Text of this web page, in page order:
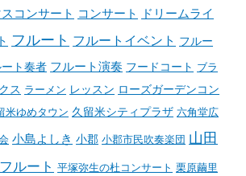
コンサート コンサート
ドリームライ
フルート フルートイベント フルー
ト奏者 フルート演奏 フードコート ブラ
ス ラーメン レッスン ローズガーデンコン
米ゆめタウン 久留米シティプラザ 六角堂広
小島よしき 小郡 小郡市民吹奏楽団 山田
ルート 平塚弥生の杜コンサート 栗原繭里